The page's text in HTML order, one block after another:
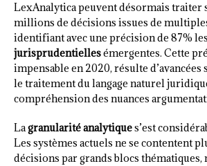
LexAnalytica peuvent désormais traiter
millions de décisions issues de
identifiant avec une précision de 87% les
jurisprudentiellesémergentes. Cette
impensable en 2020, résulte
le traitement du langage naturel
compréhension des nuances
Lagranularité analytiques’est
Les systèmes actuels ne se contentent
décisions par grands blocs thématiques,